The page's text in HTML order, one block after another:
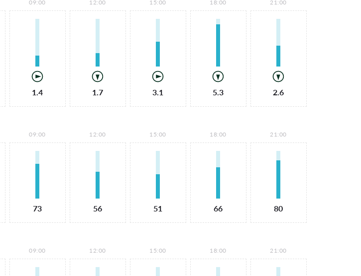
09:00
1.4
12:00
1.7
15:00
3.1
18:00
5.3
21:00
2.6
09:00
73
12:00
56
15:00
51
18:00
66
21:00
80
09:00 12:00 15:00 18:00 21:00